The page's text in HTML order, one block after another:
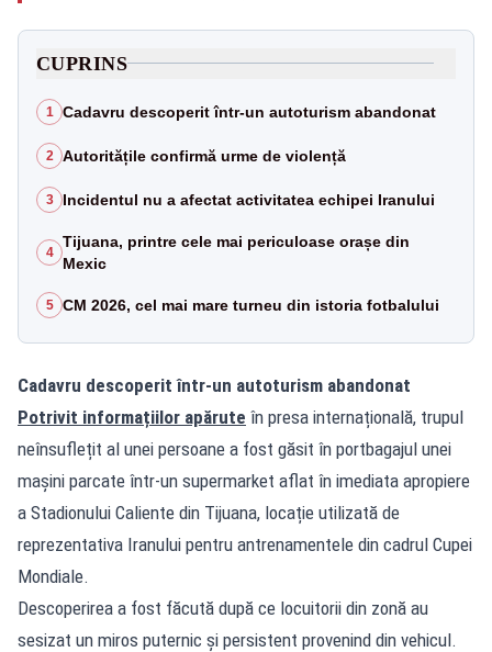
CUPRINS
1 Cadavru descoperit într-un autoturism abandonat
2 Autoritățile confirmă urme de violență
3 Incidentul nu a afectat activitatea echipei Iranului
4
Tijuana, printre cele mai periculoase orașe din
Mexic
5 CM 2026, cel mai mare turneu din istoria fotbalului
Cadavru descoperit într-un autoturism abandonat
Potrivit informațiilor apărute în presa internațională, trupul
neînsuflețit al unei persoane a fost găsit în portbagajul unei
mașini parcate într-un supermarket aflat în imediata apropiere
a Stadionului Caliente din Tijuana, locație utilizată de
reprezentativa Iranului pentru antrenamentele din cadrul Cupei
Mondiale.
Descoperirea a fost făcută după ce locuitorii din zonă au
sesizat un miros puternic și persistent provenind din vehicul.